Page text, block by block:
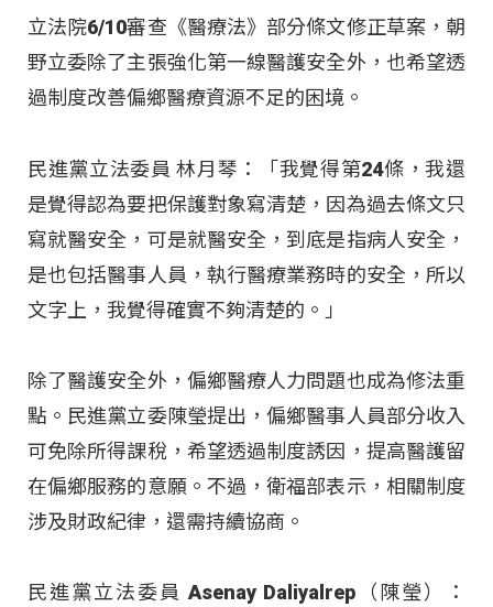
立法院6/10審查《醫療法》部分條文修正草案，朝
野立委除了主張強化第一線醫護安全外，也希望透
過制度改善偏鄉醫療資源不足的困境。
民進黨立法委員 林月琴：「我覺得第24條，我還
是覺得認為要把保護對象寫清楚，因為過去條文只
寫就醫安全，可是就醫安全，到底是指病人安全，
是也包括醫事人員，執行醫療業務時的安全，所以
文字上，我覺得確實不夠清楚的。」
除了醫護安全外，偏鄉醫療人力問題也成為修法重
點。民進黨立委陳瑩提出，偏鄉醫事人員部分收入
可免除所得課稅，希望透過制度誘因，提高醫護留
在偏鄉服務的意願。不過，衛福部表示，相關制度
涉及財政紀律，還需持續協商。
民進黨立法委員 Asenay Daliyalrep（陳瑩）：